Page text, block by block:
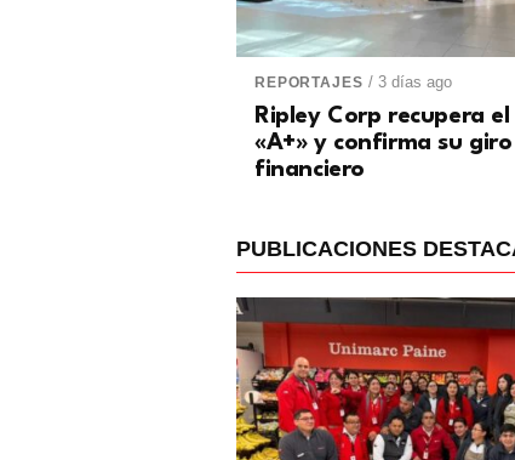
REPORTAJES / 3 días ago
Ripley Corp recupera
«A+» y confirma su giro
financiero
PUBLICACIONES